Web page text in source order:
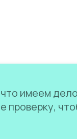
имеем
проверку,